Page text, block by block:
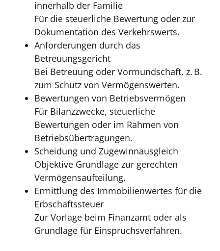
innerhalb der Familie
Für die steuerliche Bewertung oder zur
Dokumentation des Verkehrswerts.
Anforderungen durch das
Betreuungsgericht
Bei Betreuung oder Vormundschaft, z. B.
zum Schutz von Vermögenswerten.
Bewertungen von Betriebsvermögen
Für Bilanzzwecke, steuerliche
Bewertungen oder im Rahmen von
Betriebsübertragungen.
Scheidung und Zugewinnausgleich
Objektive Grundlage zur gerechten
Vermögensaufteilung.
Ermittlung des Immobilienwertes für die
Erbschaftssteuer
Zur Vorlage beim Finanzamt oder als
Grundlage für Einspruchsverfahren.